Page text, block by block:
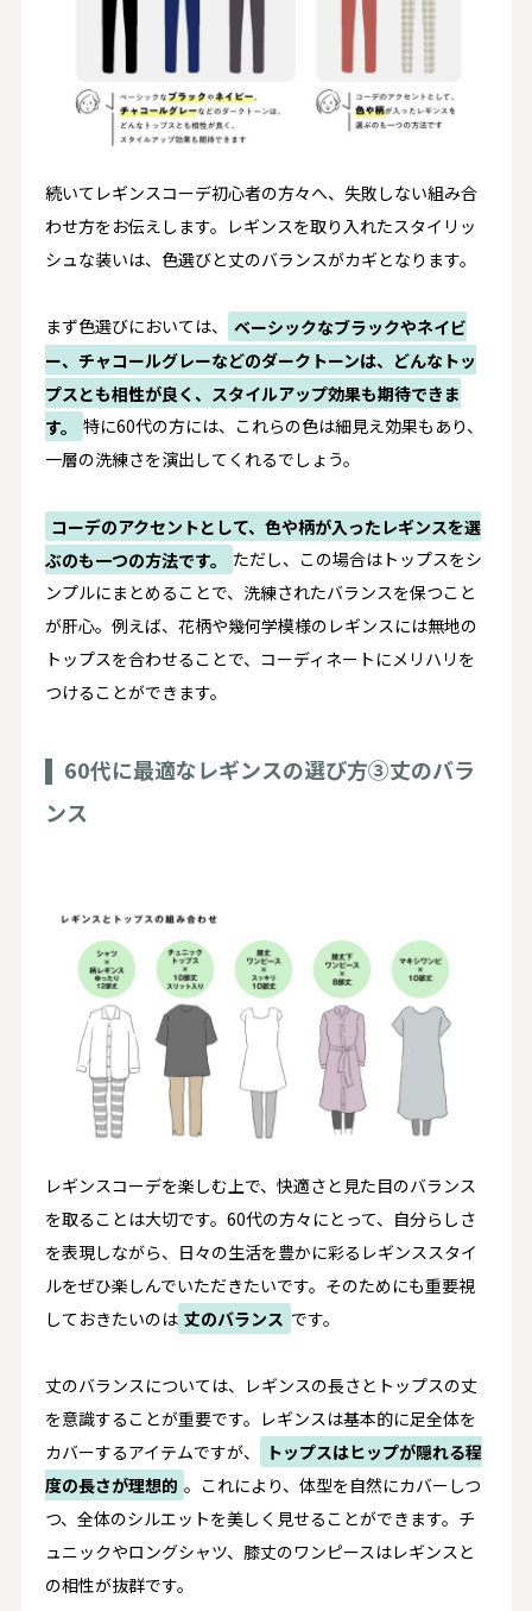
続いてレギンスコーデ初心者の方々へ、失敗しない組み合
わせ方をお伝えします。レギンスを取り入れたスタイリッ
シュな装いは、色選びと丈のバランスがカギとなります。
まず色選びにおいては、
ベーシックなブラックやネイビ
ー、チャコールグレーなどのダークトーンは、どんなトッ
プスとも相性が良く、スタイルアップ効果も期待できま
す。
特に60代の方には、これらの色は細見え効果もあり、
一層の洗練さを演出してくれるでしょう。
コーデのアクセントとして、色や柄が入ったレギンスを選
ぶのも一つの方法です。
ただし、この場合はトップスをシ
ンプルにまとめることで、洗練されたバランスを保つこと
が肝心。例えば、花柄や幾何学模様のレギンスには無地の
トップスを合わせることで、コーディネートにメリハリを
つけることができます。
60代に最適なレギンスの選び方③丈のバラ
ンス
レギンスコーデを楽しむ上で、快適さと見た目のバランス
を取ることは大切です。60代の方々にとって、自分らしさ
を表現しながら、日々の生活を豊かに彩るレギンススタイ
ルをぜひ楽しんでいただきたいです。そのためにも重要視
しておきたいのは 丈のバランス です。
丈のバランスについては、レギンスの長さとトップスの丈
を意識することが重要です。レギンスは基本的に足全体を
カバーするアイテムですが、
トップスはヒップが隠れる程
度の長さが理想的 。これにより、体型を自然にカバーしつ
つ、全体のシルエットを美しく見せることができます。チ
ュニックやロングシャツ、膝丈のワンピースはレギンスと
の相性が抜群です。